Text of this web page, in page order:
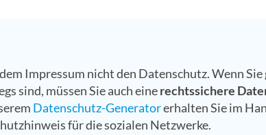
Impressum nicht den Datenschutz. Wenn
sind, müssen Sie auch einerechtssichere
Datenschutz-Generatorerhalten Sie im
für die sozialen Netzwerke.